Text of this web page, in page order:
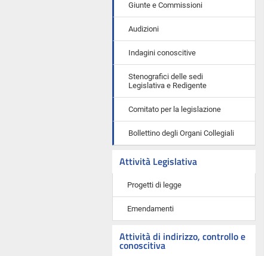
Giunte e Commissioni
Audizioni
Indagini conoscitive
Stenografici delle sedi
Legislativa e Redigente
Comitato per la legislazione
Bollettino degli Organi Collegiali
Attività Legislativa
Progetti di legge
Emendamenti
Attività di indirizzo, controllo e
conoscitiva